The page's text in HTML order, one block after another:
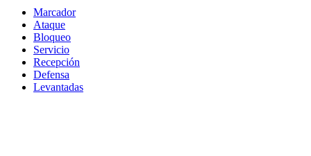
Marcador
Ataque
Bloqueo
Servicio
Recepción
Defensa
Levantadas